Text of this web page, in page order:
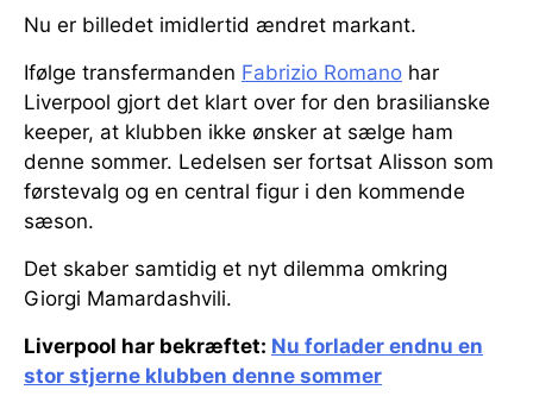
Nu er billedet imidlertid ændret markant.
Ifølge transfermanden Fabrizio Romano har
Liverpool gjort det klart over for den brasilianske
keeper, at klubben ikke ønsker at sælge ham
denne sommer. Ledelsen ser fortsat Alisson som
førstevalg og en central figur i den kommende
sæson.
Det skaber samtidig et nyt dilemma omkring
Giorgi Mamardashvili.
Liverpool har bekræftet: Nu forlader endnu en
stor stjerne klubben denne sommer